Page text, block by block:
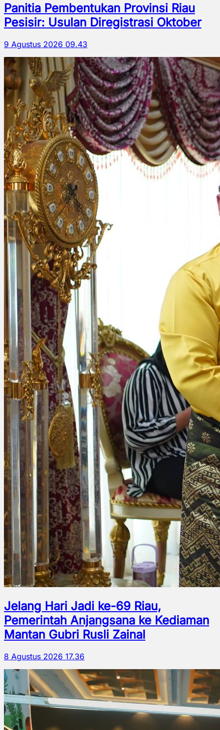
Panitia Pembentukan Provinsi Riau
Pesisir: Usulan Diregistrasi Oktober
9 Agustus 2026 09.43
Jelang Hari Jadi ke-69 Riau,
Pemerintah Anjangsana ke Kediaman
Mantan Gubri Rusli Zainal
8 Agustus 2026 17.36